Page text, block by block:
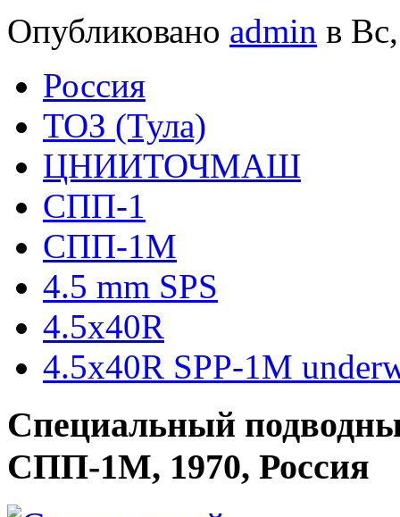
Опубликовано admin в
Росcия
ТОЗ (Тула)
ЦНИИТОЧМАШ
СПП-1
СПП-1М
4.5 mm SPS
4.5x40R
4.5x40R SPP-1M
Специальный
СПП-1М, 1970, Россия